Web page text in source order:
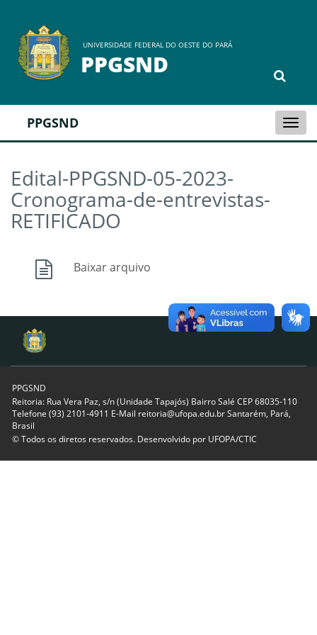
UNIVERSIDADE FEDERAL DO OESTE DO PARÁ
PPGSND
PPGSND
Edital-PPGSND-05-2023-
Cronograma-de-entrevistas-
RETIFICADO
Baixar arquivo
PPGSND
Reitoria: Rua Vera Paz, s/n (Unidade Tapajós) Bairro Salé CEP 68035-110
Telefone (93) 2101-4911 E-Mail reitoria@ufopa.edu.br Santarém, Pará,
Brasil
© Todos os diretos reservados. Desenvolvido por UFOPA/CTIC